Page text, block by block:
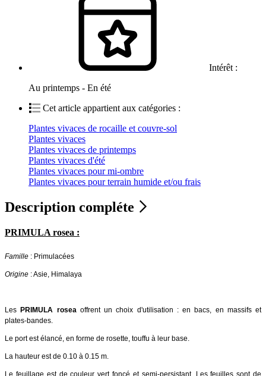
Intérêt :
Au printemps - En été
Cet article appartient aux catégories :
Plantes vivaces de rocaille et couvre-sol
Plantes vivaces
Plantes vivaces de printemps
Plantes vivaces d'été
Plantes vivaces pour mi-ombre
Plantes vivaces pour terrain humide et/ou frais
Description compléte
PRIMULA rosea :
Famille : Primulacées
Origine : Asie, Himalaya
Les PRIMULA rosea offrent un choix d'utilisation : en bacs, en massifs et
plates-bandes.
Le port est élancé, en forme de rosette, touffu à leur base.
La hauteur est de 0.10 à 0.15 m.
Le feuillage est de couleur vert foncé et semi-persistant. Les feuilles sont de